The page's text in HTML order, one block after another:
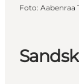
Foto: Aabenraa